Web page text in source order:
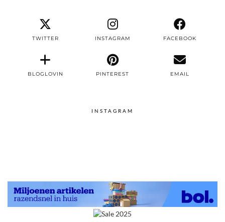
TWITTER INSTAGRAM FACEBOOK
BLOGLOVIN PINTEREST EMAIL
INSTAGRAM